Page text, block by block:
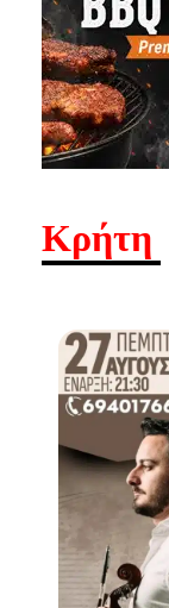
Κρήτη